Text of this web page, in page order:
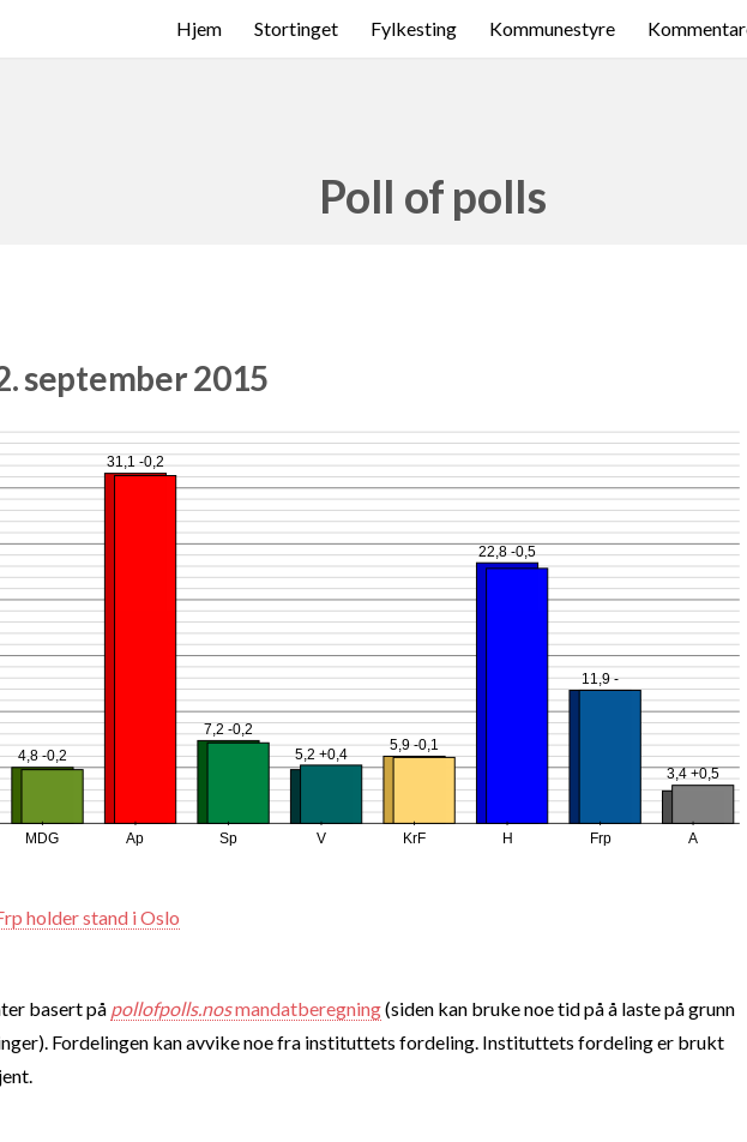
Hjem Stortinget Fylkesting Kommunestyre
Poll of polls
september 2015
4,8 -0,2
31,1 -0,2
7,2 -0,2
5,2 +0,4
5,9 -0,1
22,8 -0,5
11,9 -
3,4 +0,5
MDG Ap Sp V KrF H Frp A
holder stand i Oslo
basert på pollofpolls.nosmandatberegning(siden kan bruke noe tid på å laste på grunn
Fordelingen kan avvike noe fra instituttets fordeling. Instituttets fordeling er brukt